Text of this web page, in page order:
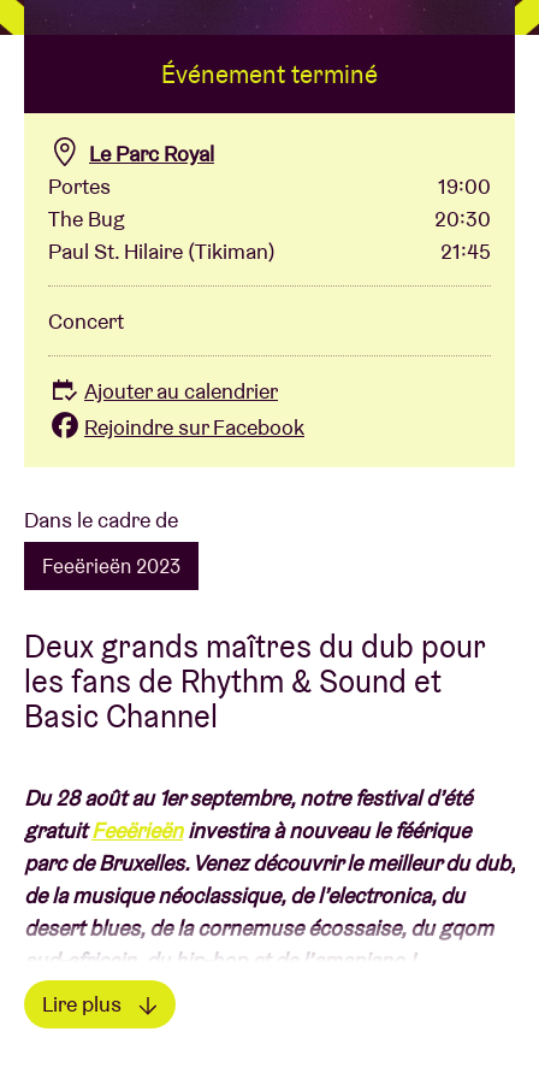
Location de salles
BRDCST
ABtv
Chèque-concert
À propos de l'AB
Contact
Dans le cadre de
Feeërieën 2023
Deux grands maîtres du dub pour
les fans de Rhythm & Sound et
Basic Channel
Du 28 août au 1er septembre, notre festival d’été
gratuitFeeërieëninvestira à nouveau le féérique
parc de Bruxelles. Venez découvrir le meilleur du dub,
de la musique néoclassique, de l’electronica, du
desert blues, de la cornemuse écossaise, du gqom
sud-africain, du hip-hop et de l’amapiano !
Paul St. Hilaire (Tikiman) x Richard Akingbehin
Lire plus
Événement terminé
Le Parc Royal
Portes
19:00
The Bug
20:30
Paul St. Hilaire (Tikiman)
21:45
Concert
Ajouter au calendrier
Rejoindre sur Facebook